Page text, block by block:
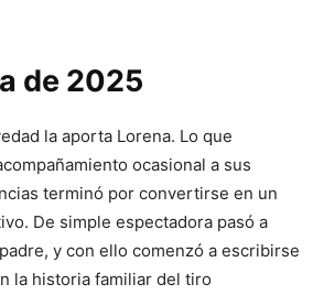
de 2025
la aporta Lorena. Lo que
ocasional a sus
terminó por convertirse en un
De simple espectadora pasó a
y con ello comenzó a escribirse
la historia familiar del tiro